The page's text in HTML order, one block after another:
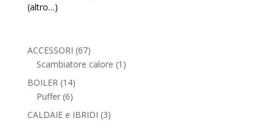
(altro…)
ACCESSORI 6767
prodotti
Scambiatore calore 1 1
BOILER 1414
prodotti
Puffer 66
prodotti
CALDAIE e IBRIDI 33